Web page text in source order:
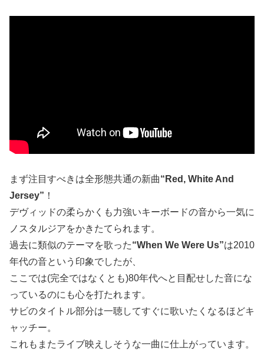
まず注目すべきは全形態共通の新曲“Red, White And
Jersey” ！
デヴィッドの柔らかくも力強いキーボードの音から一気に
ノスタルジアをかきたてられます。
過去に類似のテーマを歌った“When We Were Us”は2010
年代の音という印象でしたが、
ここでは(完全ではなくとも)80年代へと目配せした音にな
っているのにも心を打たれます。
サビのタイトル部分は一聴してすぐに歌いたくなるほどキ
ャッチー。
これもまたライブ映えしそうな一曲に仕上がっています。